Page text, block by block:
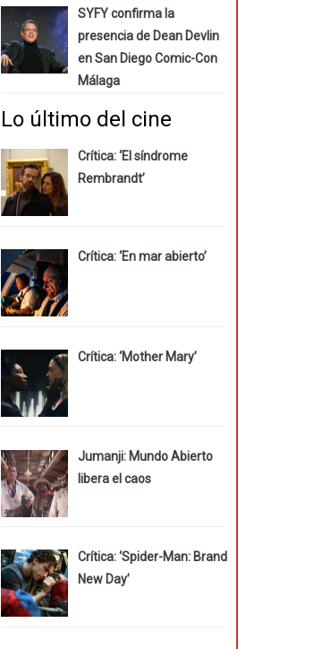
SYFY confirma la
presencia de Dean Devlin
en San Diego Comic-Con
Málaga
Lo último del cine
Crítica: ‘El síndrome
Rembrandt’
Crítica: ‘En mar abierto’
Crítica: ‘Mother Mary’
Jumanji: Mundo Abierto
libera el caos
Crítica: ‘Spider-Man: Brand
New Day’